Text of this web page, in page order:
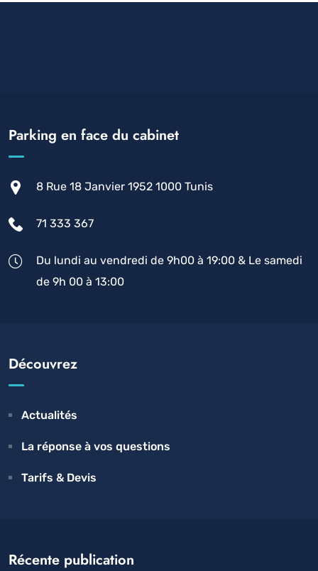
Parking en face du cabinet
8 Rue 18 Janvier 1952 1000 Tunis
71 333 367
Du lundi au vendredi de 9h00 à 19:00 & Le samedi
de 9h 00 à 13:00
Découvrez
Actualités
La réponse à vos questions
Tarifs & Devis
Récente publication